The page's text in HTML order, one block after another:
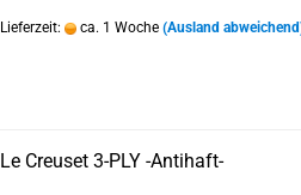
Lieferzeit: ca. 1 Woche (Ausland
Le Creuset 3-PLY -Antihaft-